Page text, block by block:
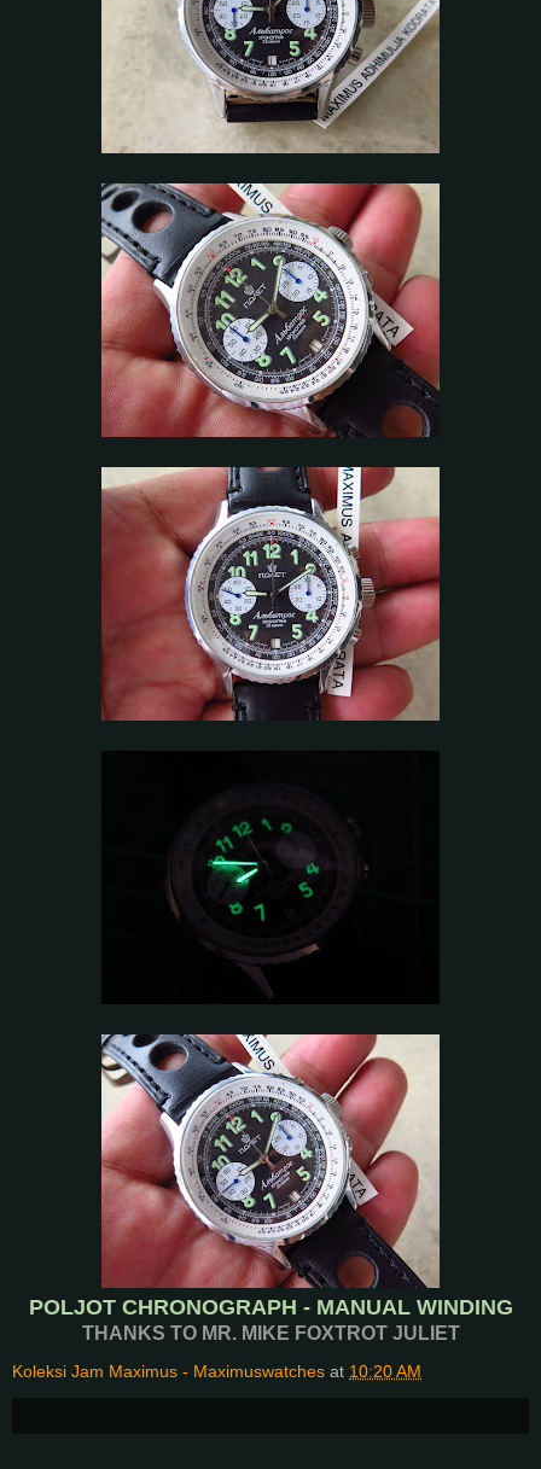
POLJOT CHRONOGRAPH - MANUAL WINDING
THANKS TO MR. MIKE FOXTROT JULIET
Koleksi Jam Maximus - Maximuswatches at 10:20 AM